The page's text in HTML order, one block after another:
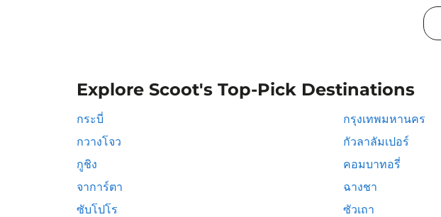
Explore Scoot's Top-Pick Destinations
กระบี่ กรุงเทพมหานคร
กวางโจว
กัวลาลัมเปอร์
กูชิง
คอมบาทอรี่
จาการ์ตา
ฉางชา
ซับโปโร
ซัวเถา